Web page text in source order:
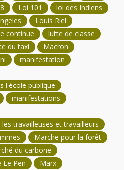
Loi 101
loi des Indiens
Louis Riel
continue
lutte de classe
du taxi
Macron
manifestation
l'école publique
manifestations
travailleuses et travailleurs
Marche pour la forêt
du carbone
Le Pen
Marx